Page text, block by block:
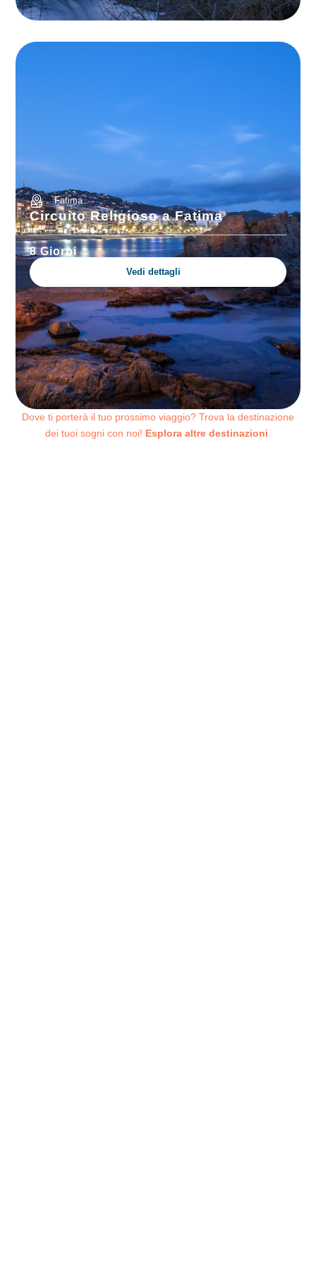
Fatima
Circuito Religioso a Fatima
8 Giorni
Vedi dettagli
Dove ti porterà il tuo prossimo viaggio? Trova la destinazione
dei tuoi sogni con noi! Esplora altre destinazioni